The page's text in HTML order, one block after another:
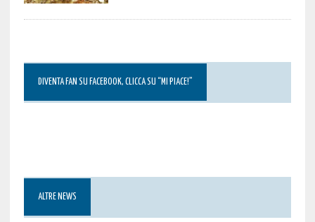
DIVENTA FAN SU FACEBOOK, CLICCA SU “MI PIACE!”
ALTRE NEWS